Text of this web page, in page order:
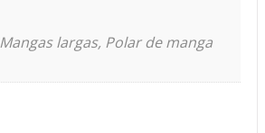
largas, Polar de manga